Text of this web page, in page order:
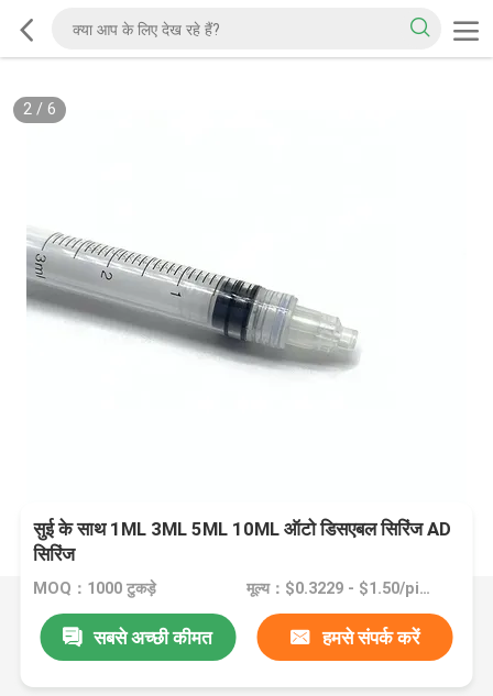
2/ 6
सुई के साथ 1ML 3ML 5ML 10ML ऑटो डिसएबल सिरिंज AD
सिरिंज
MOQ：1000 टुकड़े मूल्य：$0.3229 - $1.50/pieces
सबसे अच्छी कीमत हमसे संपर्क करें